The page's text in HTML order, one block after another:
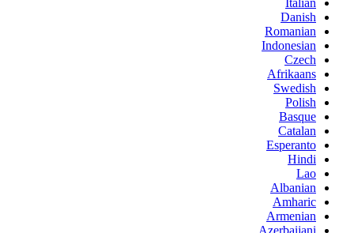
Danish
Romanian
Indonesian
Czech
Afrikaans
Swedish
Polish
Basque
Catalan
Esperanto
Hindi
Lao
Albanian
Amharic
Armenian
Azerbaijani